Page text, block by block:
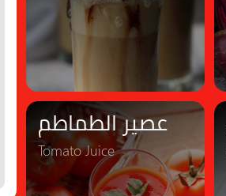
عصير الطماطم
Tomato Juice